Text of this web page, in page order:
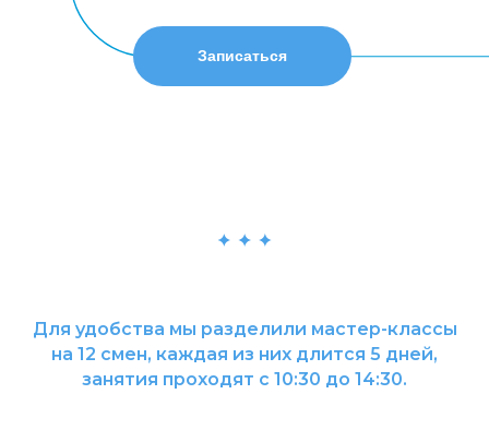
Записаться
Для удобства мы разделили мастер-классы
на 12 смен, каждая из них длится 5 дней,
занятия проходят с 10:30 до 14:30.